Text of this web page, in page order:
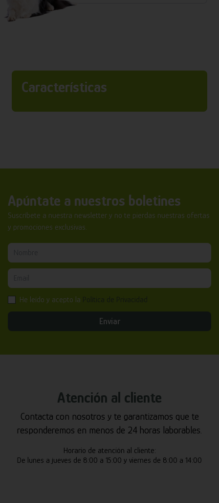
Características
Apúntate a nuestros boletines
Suscríbete a nuestra newsletter y no te pierdas nuestras ofertas
y promociones exclusivas.
He leído y acepto la
Enviar
Atención al cliente
Contacta con nosotros y te garantizamos que te
responderemos en menos de 24 horas laborables.
Horario de atención al cliente:
De lunes a jueves de 8:00 a 15:00 y viernes de 8:00 a 14:00